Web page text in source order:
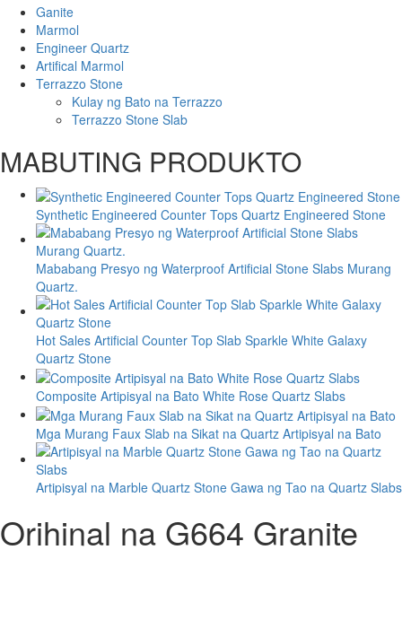
Ganite
Marmol
Engineer Quartz
Artifical Marmol
Terrazzo Stone
Kulay ng Bato na Terrazzo
Terrazzo Stone Slab
MABUTING PRODUKTO
Synthetic Engineered Counter Tops Quartz Engineered Stone
Mababang Presyo ng Waterproof Artificial Stone Slabs Murang
Quartz.
Hot Sales Artificial Counter Top Slab Sparkle White Galaxy
Quartz Stone
Composite Artipisyal na Bato White Rose Quartz Slabs
Mga Murang Faux Slab na Sikat na Quartz Artipisyal na Bato
Artipisyal na Marble Quartz Stone Gawa ng Tao na Quartz Slabs
Orihinal na G664 Granite